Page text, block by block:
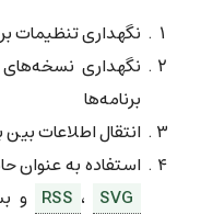
نگهداری تنظیمات
نگهداری
برنامه‌ها
انتقال اطلاعات
استفاده به عنوان
RSS ، SVG
و